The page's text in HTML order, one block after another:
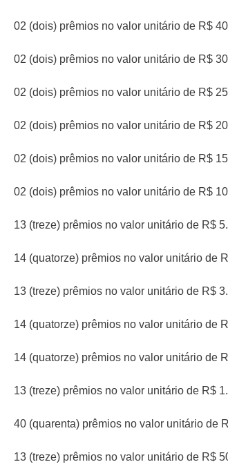
02 (dois) prêmios no valor unitário de R$
02 (dois) prêmios no valor unitário de R$
02 (dois) prêmios no valor unitário de R$
02 (dois) prêmios no valor unitário de R$
02 (dois) prêmios no valor unitário de R$
02 (dois) prêmios no valor unitário de R$
13 (treze) prêmios no valor unitário de R$
14 (quatorze) prêmios no valor unitário de
13 (treze) prêmios no valor unitário de R$
14 (quatorze) prêmios no valor unitário de
14 (quatorze) prêmios no valor unitário de
13 (treze) prêmios no valor unitário de R$
40 (quarenta) prêmios no valor unitário de
13 (treze) prêmios no valor unitário de R$